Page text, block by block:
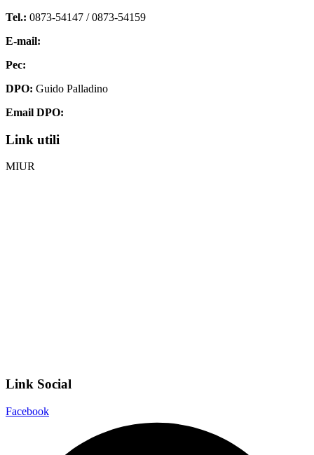
Tel.: 0873-54147 /0873-54159
E-mail:
Pec:
DPO: Guido Palladino
Email DPO:
Link utili
MIUR
Link Social
Facebook